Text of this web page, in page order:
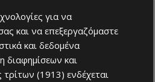
για να
και να επεξεργαζόμαστε
και δεδομένα
διαφημίσεων και
τρίτων (1913) ενδέχεται